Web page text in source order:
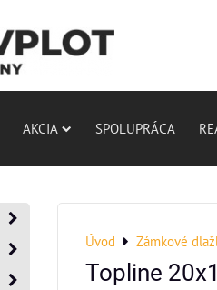
AKCIA SPOLUPRÁCA
Úvod Zámkové
Topline